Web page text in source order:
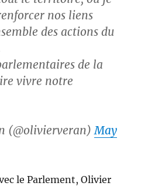
nos liens
des actions du
de la
vivre notre
(@olivierveran)May
le Parlement, Olivier